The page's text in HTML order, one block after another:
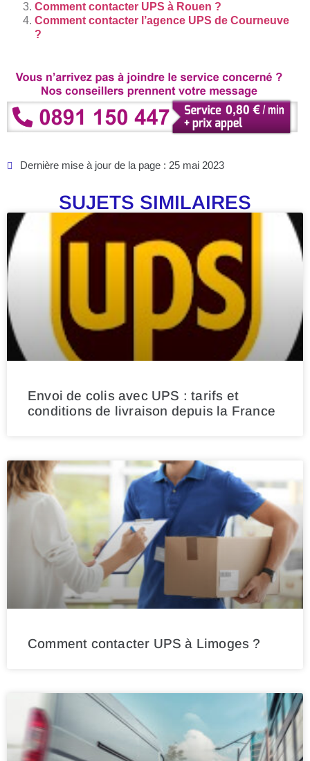
Comment contacter UPS à Rouen ?
Comment contacter l’agence UPS de Courneuve
?
Dernière mise à jour de la page : 25 mai 2023
SUJETS SIMILAIRES
Envoi de colis avec UPS : tarifs et
conditions de livraison depuis la France
Comment contacter UPS à Limoges ?